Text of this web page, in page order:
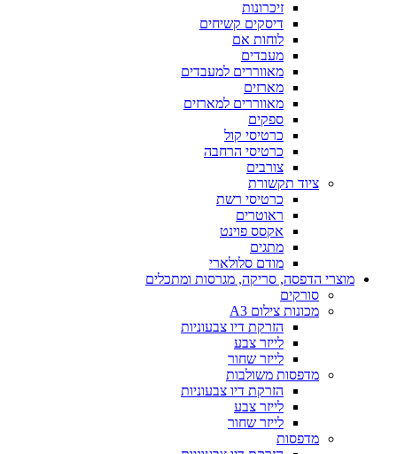
זיכרונות
דיסקים קשיחים
לוחות אם
מעבדים
מאווררים למעבדים
מארזים
מאווררים למארזים
ספקים
כרטיסי קול
כרטיסי הרחבה
צורבים
ציוד תקשורת
כרטיסי רשת
ראוטרים
אקסס פוינט
מתגים
מודם סלולארי
מוצרי הדפסה, סריקה, מגרסות ומתכלים
סורקים
מכונות צילום A3
הזרקת דיו צבעוניות
לייזר צבע
לייזר שחור
מדפסות משולבות
הזרקת דיו צבעוניות
לייזר צבע
לייזר שחור
מדפסות